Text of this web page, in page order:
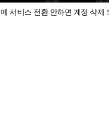
서비스 전환 안하면 계정 삭제